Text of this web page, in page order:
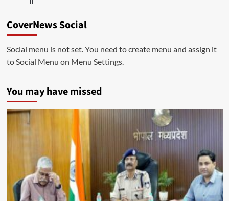
CoverNews Social
Social menu is not set. You need to create menu and assign it
to Social Menu on Menu Settings.
You may have missed